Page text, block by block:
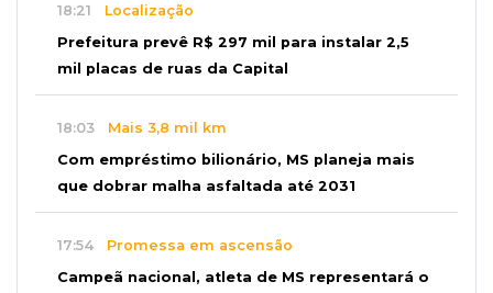
18:21 Localização
Prefeitura prevê R$ 297 mil para instalar 2,5
mil placas de ruas da Capital
18:03 Mais 3,8 mil km
Com empréstimo bilionário, MS planeja mais
que dobrar malha asfaltada até 2031
17:54 Promessa em ascensão
Campeã nacional, atleta de MS representará o